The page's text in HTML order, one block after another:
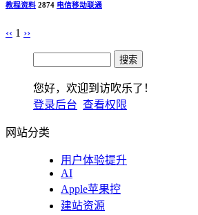
教程资料 2874 电信移动联通
‹‹ 1 ››
您好，欢迎到访吹乐了！
登录后台 查看权限
网站分类
用户体验提升
AI
Apple苹果控
建站资源